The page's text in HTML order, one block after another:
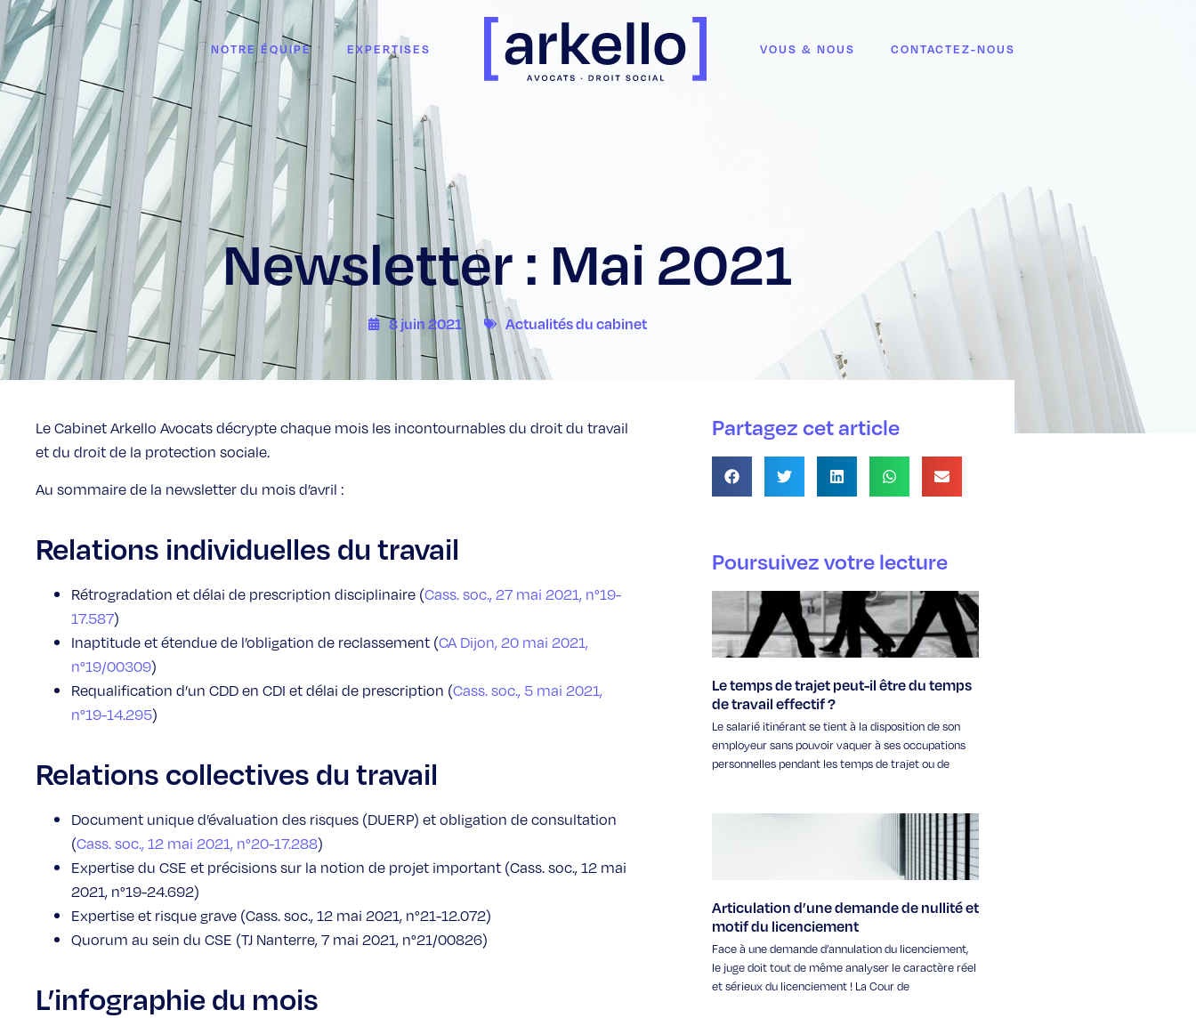
NOTRE ÉQUIPE EXPERTISES VOUS & NOUS CONTACTEZ-NOUS
Newsletter : Mai 2021
8 juin 2021 Actualités du cabinet
Le Cabinet Arkello Avocats décrypte chaque mois les incontournables du droit du travail
et du droit de la protection sociale.
Au sommaire de la newsletter du mois d’avril :
Relations individuelles du travail
Rétrogradation et délai de prescription disciplinaire (Cass. soc., 27 mai 2021, n°19-
17.587)
Inaptitude et étendue de l’obligation de reclassement (CA Dijon, 20 mai 2021,
n°19/00309)
Requalification d’un CDD en CDI et délai de prescription (Cass. soc., 5 mai 2021,
n°19-14.295)
Relations collectives du travail
Document unique d’évaluation des risques (DUERP) et obligation de consultation
(Cass. soc., 12 mai 2021, n°20-17.288)
Expertise du CSE et précisions sur la notion de projet important (Cass. soc., 12 mai
2021, n°19-24.692)
Expertise et risque grave (Cass. soc., 12 mai 2021, n°21-12.072)
Quorum au sein du CSE (TJ Nanterre, 7 mai 2021, n°21/00826)
L’infographie du mois
Partagez cet article
Poursuivez votre lecture
Le temps de trajet peut-il être du temps
de travail effectif ?
Le salarié itinérant se tient à la disposition de son
employeur sans pouvoir vaquer à ses occupations
personnelles pendant les temps de trajet ou de
Articulation d’une demande de nullité et
motif du licenciement
Face à une demande d’annulation du licenciement,
le juge doit tout de même analyser le caractère réel
et sérieux du licenciement ! La Cour de